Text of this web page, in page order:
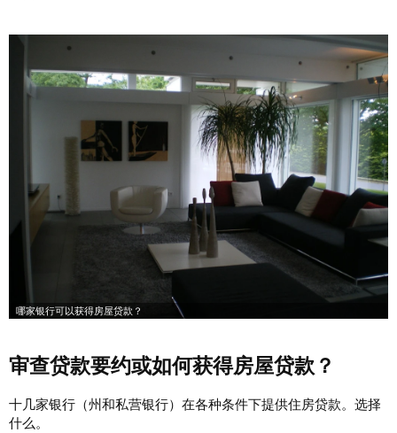
审查贷款要约或如何获得房屋贷款？
十几家银行（州和私营银行）在各种条件下提供住房贷款。选择
什么。